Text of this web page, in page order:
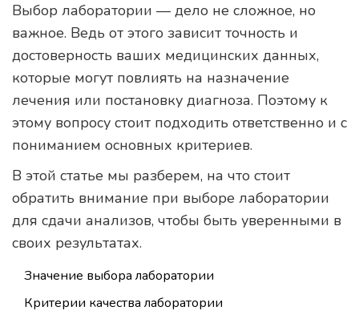
Выбор лаборатории — дело не сложное, но
важное. Ведь от этого зависит точность и
достоверность ваших медицинских данных,
которые могут повлиять на назначение
лечения или постановку диагноза. Поэтому к
этому вопросу стоит подходить ответственно и с
пониманием основных критериев.
В этой статье мы разберем, на что стоит
обратить внимание при выборе лаборатории
для сдачи анализов, чтобы быть уверенными в
своих результатах.
Значение выбора лаборатории
Критерии качества лаборатории